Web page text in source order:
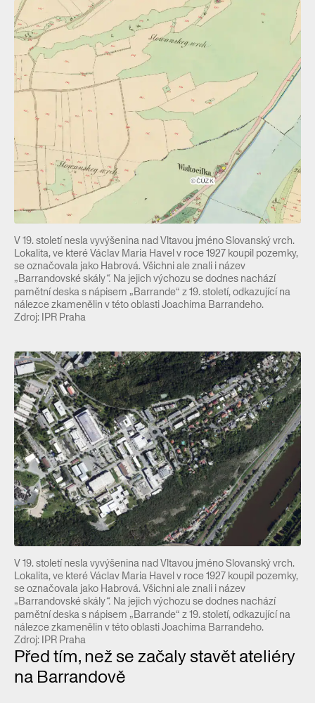
V 19. století nesla vyvýšenina nad Vltavou jméno Slovanský vrch.
Lokalita, ve které Václav Maria Havel v roce 1927 koupil pozemky,
se označovala jako Habrová. Všichni ale znali i název
„Barrandovské skály“. Na jejich výchozu se dodnes nachází
pamětní deska s nápisem „Barrande“ z 19. století, odkazující na
nálezce zkamenělin v této oblasti Joachima Barrandeho.
Zdroj: IPR Praha
V 19. století nesla vyvýšenina nad Vltavou jméno Slovanský vrch.
Lokalita, ve které Václav Maria Havel v roce 1927 koupil pozemky,
se označovala jako Habrová. Všichni ale znali i název
„Barrandovské skály“. Na jejich výchozu se dodnes nachází
pamětní deska s nápisem „Barrande“ z 19. století, odkazující na
nálezce zkamenělin v této oblasti Joachima Barrandeho.
Zdroj: IPR Praha
Před tím, než se začaly stavět ateliéry
na Barrandově